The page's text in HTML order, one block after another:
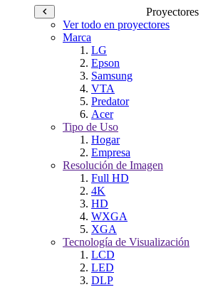
Proyectores
Ver todo en proyectores
Marca
LG
Epson
Samsung
VTA
Predator
Acer
Tipo de Uso
Hogar
Empresa
Resolución de Imagen
Full HD
4K
HD
WXGA
XGA
Tecnología de Visualización
LCD
LED
DLP